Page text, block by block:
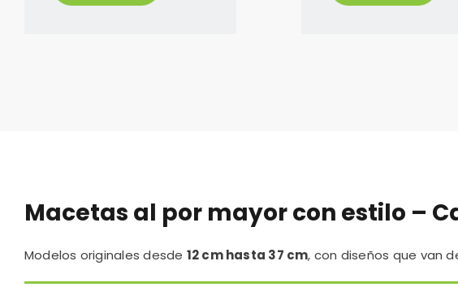
Macetas al por mayor con estilo –
Modelos originales desde 12 cm hasta 37 cm, con diseños que van